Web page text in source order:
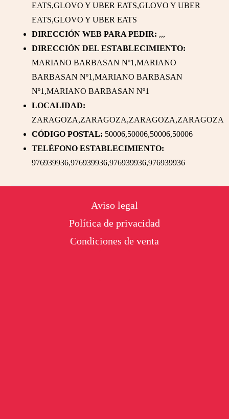
EATS,GLOVO Y UBER EATS,GLOVO Y UBER
EATS,GLOVO Y UBER EATS
DIRECCIÓN WEB PARA PEDIR: ,,,
DIRECCIÓN DEL ESTABLECIMIENTO:
MARIANO BARBASAN Nº1,MARIANO
BARBASAN Nº1,MARIANO BARBASAN
Nº1,MARIANO BARBASAN Nº1
LOCALIDAD:
ZARAGOZA,ZARAGOZA,ZARAGOZA,ZARAGOZA
CÓDIGO POSTAL: 50006,50006,50006,50006
TELÉFONO ESTABLECIMIENTO:
976939936,976939936,976939936,976939936
Aviso legal
Política de privacidad
Condiciones de venta